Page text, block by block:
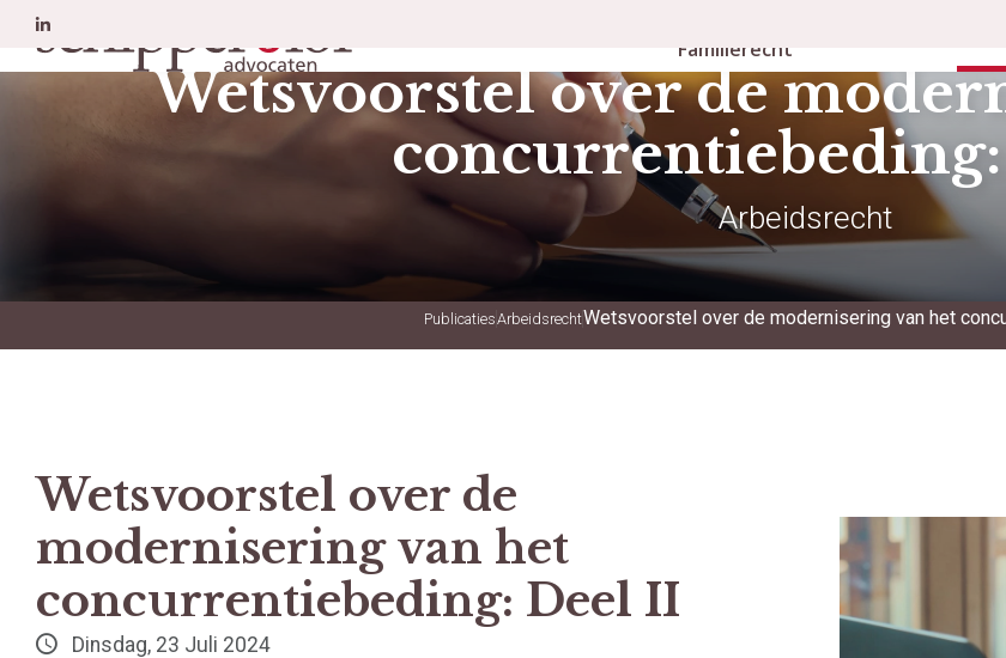
Familierecht
Wetsvoorstel over de
Arbeidsrecht
PublicatiesArbeidsrechtWetsvoorstel over de modernisering van het
Wetsvoorstel over de
modernisering van het
concurrentiebeding: Deel II
Dinsdag, 23 Juli 2024